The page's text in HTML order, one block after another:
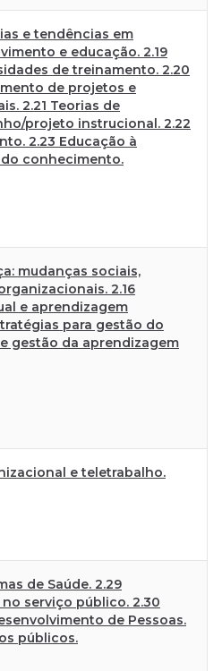
e tendências em
e educação. 2.19
de treinamento. 2.20
de projetos e
2.21 Teorias de
projeto instrucional. 2.22
2.23 Educação à
conhecimento.
mudanças sociais,
2.16
e aprendizagem
para gestão do
gestão da aprendizagem
e teletrabalho.
de Saúde. 2.29
serviço público. 2.30
de Pessoas.
públicos.